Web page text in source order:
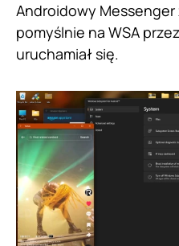
Androidowy Messenger
pomyślnie na WSA
uruchamiał się.